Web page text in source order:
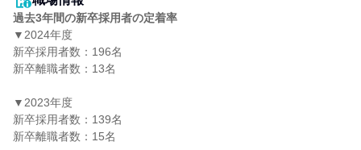
過去3年間の新卒採用者の定着率
▼2024年度
新卒採用者数：196名
新卒離職者数：13名
▼2023年度
新卒採用者数：139名
新卒離職者数：15名